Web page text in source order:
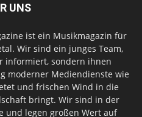
UNS
ist ein Musikmagazin für
Wir sind ein junges Team,
informiert, sondern ihnen
moderner Mediendienste wie
und frischen Wind in die
bringt. Wir sind in der
und legen großen Wert auf